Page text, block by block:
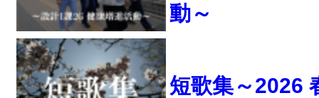
動～
短歌集～2026